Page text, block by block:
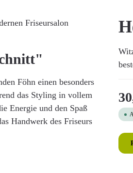
Föhn einen besonders
das Styling in vollem
Energie und den Spaß
Handwerk des Friseurs